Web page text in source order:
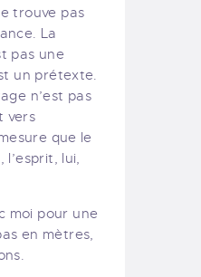
trouve pas
La
pas une
un prétexte.
n’est pas
vers
que le
l’esprit, lui,
moi pour une
en mètres,